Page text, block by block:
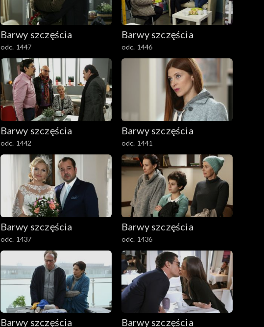
Barwy szczęścia
odc. 1447
Barwy szczęścia
odc. 1446
Barwy szczęścia
odc. 1442
Barwy szczęścia
odc. 1441
Barwy szczęścia
odc. 1437
Barwy szczęścia
odc. 1436
Barwy szczęścia Barwy szczęścia